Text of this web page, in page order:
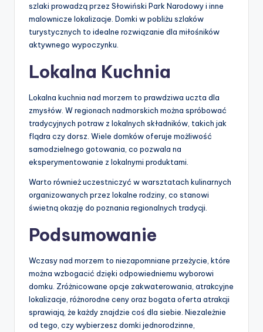
szlaki prowadzą przez Słowiński Park Narodowy i inne
malownicze lokalizacje. Domki w pobliżu szlaków
turystycznych to idealne rozwiązanie dla miłośników
aktywnego wypoczynku.
Lokalna Kuchnia
Lokalna kuchnia nad morzem to prawdziwa uczta dla
zmysłów. W regionach nadmorskich można spróbować
tradycyjnych potraw z lokalnych składników, takich jak
flądra czy dorsz. Wiele domków oferuje możliwość
samodzielnego gotowania, co pozwala na
eksperymentowanie z lokalnymi produktami.
Warto również uczestniczyć w warsztatach kulinarnych
organizowanych przez lokalne rodziny, co stanowi
świetną okazję do poznania regionalnych tradycji.
Podsumowanie
Wczasy nad morzem to niezapomniane przeżycie, które
można wzbogacić dzięki odpowiedniemu wyborowi
domku. Zróżnicowane opcje zakwaterowania, atrakcyjne
lokalizacje, różnorodne ceny oraz bogata oferta atrakcji
sprawiają, że każdy znajdzie coś dla siebie. Niezależnie
od tego, czy wybierzesz domki jednorodzinne,